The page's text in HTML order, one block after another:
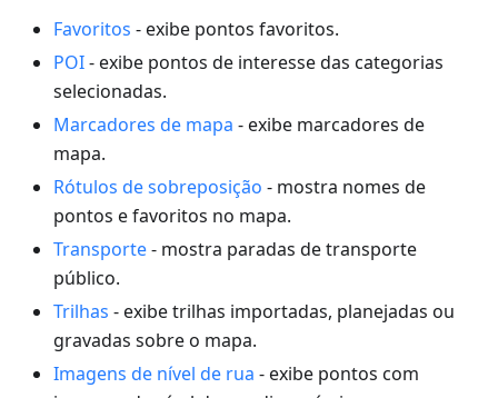
Favoritos - exibe pontos favoritos.
POI- exibe pontos de interesse das categorias
selecionadas.
Marcadores de mapa - exibe marcadores de
mapa.
Rótulos de sobreposição - mostra nomes de
pontos e favoritos no mapa.
Transporte- mostra paradas de transporte
público.
Trilhas - exibe trilhas importadas, planejadas ou
gravadas sobre o mapa.
Imagens de nível de rua - exibe pontos com